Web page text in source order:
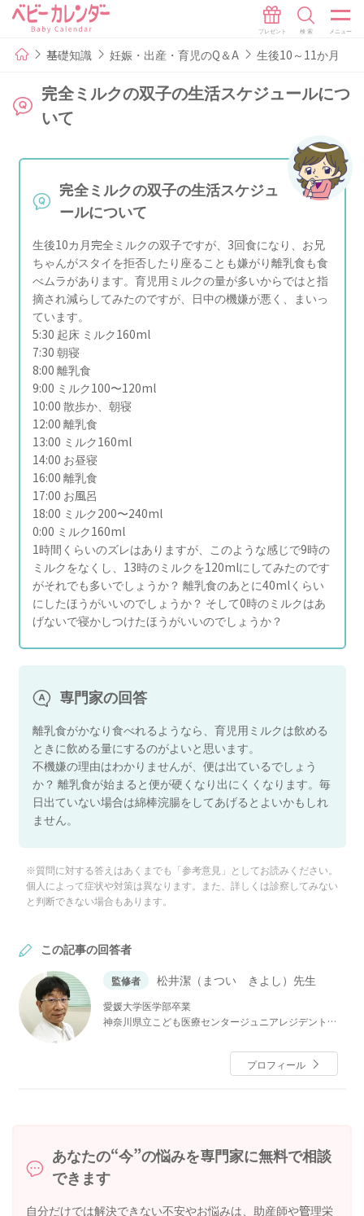
基礎知識 妊娠・出産・育児のQ＆A 生後10～11か月
完全ミルクの双子の生活スケジュールにつ
いて
完全ミルクの双子の生活スケジュ
ールについて
生後10カ月完全ミルクの双子ですが、3回食になり、お兄
ちゃんがスタイを拒否したり座ることも嫌がり離乳食も食
べムラがあります。育児用ミルクの量が多いからではと指
摘され減らしてみたのですが、日中の機嫌が悪く、まいっ
ています。
5:30 起床 ミルク160ml
7:30 朝寝
8:00 離乳食
9:00 ミルク100〜120ml
10:00 散歩か、朝寝
12:00 離乳食
13:00 ミルク160ml
14:00 お昼寝
16:00 離乳食
17:00 お風呂
18:00 ミルク200〜240ml
0:00 ミルク160ml
1時間くらいのズレはありますが、このような感じで9時の
ミルクをなくし、13時のミルクを120mlにしてみたのです
がそれでも多いでしょうか？ 離乳食のあとに40mlくらい
にしたほうがいいのでしょうか？ そして0時のミルクはあ
げないで寝かしつけたほうがいいのでしょうか？
専門家の回答
離乳食がかなり食べれるようなら、育児用ミルクは飲める
ときに飲める量にするのがよいと思います。
不機嫌の理由はわかりませんが、便は出ているでしょう
か？ 離乳食が始まると便が硬くなり出にくくなります。毎
日出ていない場合は綿棒浣腸をしてあげるとよいかもしれ
ません。
※質問に対する答えはあくまでも「参考意見」としてお読みください。
個人によって症状や対策は異なります。また、詳しくは診察してみない
と判断できない場合もあります。
この記事の回答者
監修者 松井潔（まつい きよし）先生
愛媛大学医学部卒業
神奈川県立こども医療センタージュニアレジデント
神奈川県立こども医療センター周産期医療部・新生児
プロフィール
あなたの“今”の悩みを専門家に無料で相談
できます
自分だけでは解決できない不安やお悩みは、助産師や管理栄